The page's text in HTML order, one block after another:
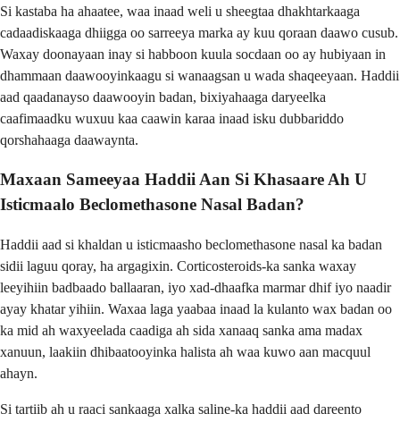
Si kastaba ha ahaatee, waa inaad weli u sheegtaa dhakhtarkaaga
cadaadiskaaga dhiigga oo sarreeya marka ay kuu qoraan daawo cusub.
Waxay doonayaan inay si habboon kuula socdaan oo ay hubiyaan in
dhammaan daawooyinkaagu si wanaagsan u wada shaqeeyaan. Haddii
aad qaadanayso daawooyin badan, bixiyahaaga daryeelka
caafimaadku wuxuu kaa caawin karaa inaad isku dubbariddo
qorshahaaga daawaynta.
Maxaan Sameeyaa Haddii Aan Si Khasaare Ah U
Isticmaalo Beclomethasone Nasal Badan?
Haddii aad si khaldan u isticmaasho beclomethasone nasal ka badan
sidii laguu qoray, ha argagixin. Corticosteroids-ka sanka waxay
leeyihiin badbaado ballaaran, iyo xad-dhaafka marmar dhif iyo naadir
ayay khatar yihiin. Waxaa laga yaabaa inaad la kulanto wax badan oo
ka mid ah waxyeelada caadiga ah sida xanaaq sanka ama madax
xanuun, laakiin dhibaatooyinka halista ah waa kuwo aan macquul
ahayn.
Si tartiib ah u raaci sankaaga xalka saline-ka haddii aad dareento